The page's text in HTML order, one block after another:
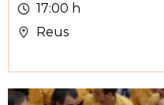
17:00 h
Reus